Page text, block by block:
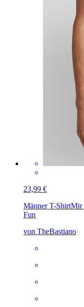
23,99 €
Männer T-ShirtMir
Fun
von TheBastiano